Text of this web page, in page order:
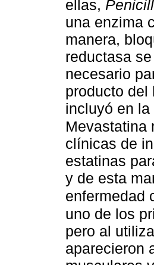
ellas,
una enzima
manera,
reductasa
necesario
producto del
incluyó en
Mevastatina
clínicas de
estatinas
y de esta
enfermedad
uno de los
pero al
aparecieron